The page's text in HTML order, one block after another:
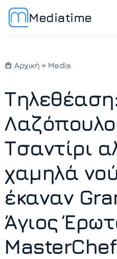
Mediatime
Αρχική » Media
Τσαντίρι
χαμηλά
έκαναν
Άγιος
MasterChef